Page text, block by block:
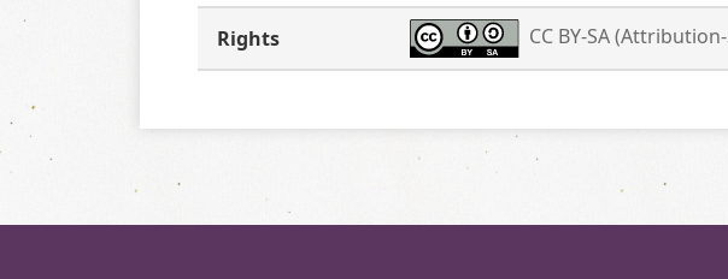
Rights CC BY-SA